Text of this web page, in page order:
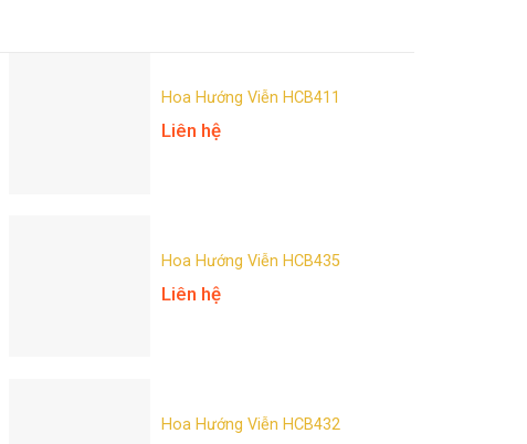
Hoa Hướng Viễn HCB411
Liên hệ
Hoa Hướng Viễn HCB435
Liên hệ
Hoa Hướng Viễn HCB432